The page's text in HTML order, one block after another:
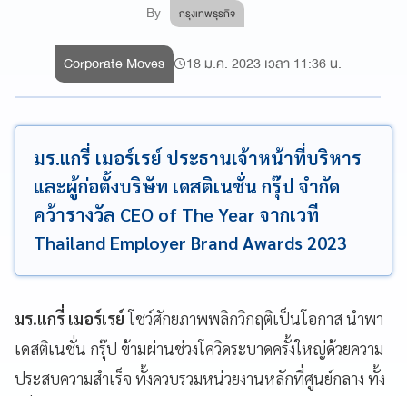
By กรุงเทพธุรกิจ
Corporate Moves 18 ม.ค. 2023 เวลา 11:36 น.
มร.แกรี่ เมอร์เรย์ ประธานเจ้าหน้าที่บริหาร
และผู้ก่อตั้งบริษัท เดสติเนชั่น กรุ๊ป จำกัด
คว้ารางวัล CEO of The Year จากเวที
Thailand Employer Brand Awards 2023
มร.แกรี่ เมอร์เรย์โชว์ศักยภาพพลิกวิกฤติเป็นโอกาส นำพา
เดสติเนชั่น กรุ๊ป ข้ามผ่านช่วงโควิดระบาดครั้งใหญ่ด้วยความ
ประสบความสำเร็จ ทั้งควบรวมหน่วยงานหลักที่ศูนย์กลาง ทั้ง